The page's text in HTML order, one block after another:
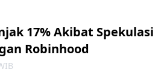
17% Akibat Spekulasi
Robinhood